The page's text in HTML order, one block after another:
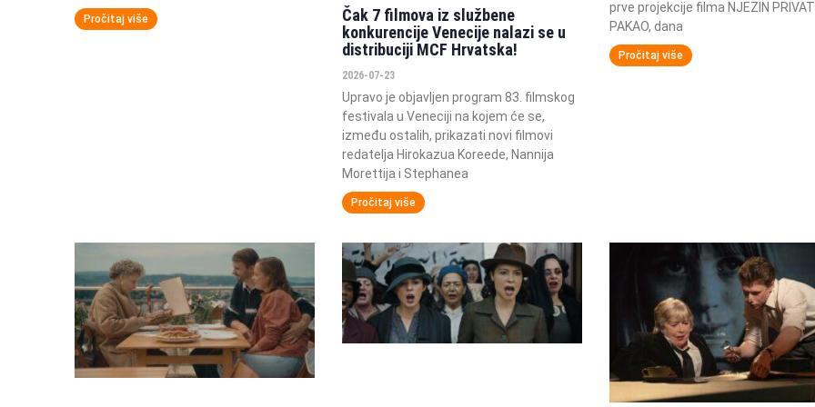
Pročitaj više
Čak 7 filmova iz službene
konkurencije Venecije nalazi se u
distribuciji MCF Hrvatska!
2026-07-23
Upravo je objavljen program 83. filmskog
festivala u Veneciji na kojem će se,
između ostalih, prikazati novi filmovi
redatelja Hirokazua Koreede, Nannija
Morettija i Stephanea
Pročitaj više
prve projekcije filma NJEZIN
PAKAO, dana
Pročitaj više